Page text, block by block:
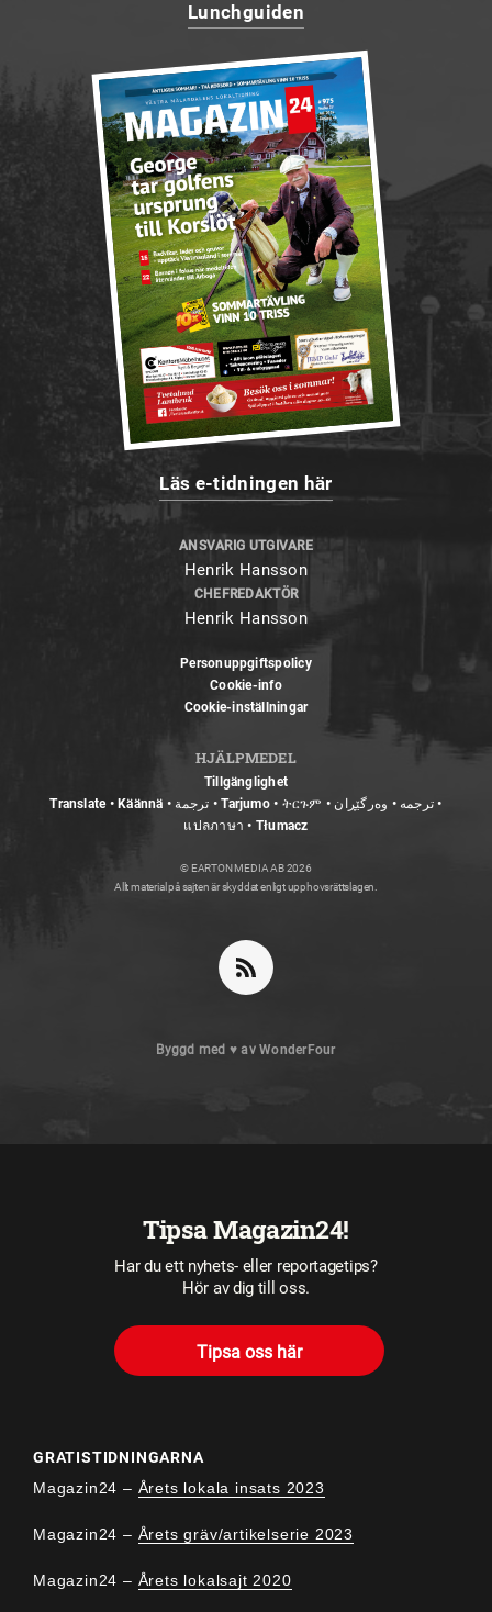
Lunchguiden
Läs e-tidningen här
ANSVARIG UTGIVARE
Henrik Hansson
CHEFREDAKTÖR
Henrik Hansson
Personuppgiftspolicy
Cookie-info
Cookie-inställningar
HJÄLPMEDEL
Tillgänglighet
Translate • Käännä • ترجمة • Tarjumo • ትርጉም • ترجمه • وەرگێڕان •
แปลภาษา • Tłumacz
© EARTON MEDIA AB 2026
Allt material på sajten är skyddat enligt upphovsrättslagen.
Byggd med ♥ avWonderFour
Tipsa Magazin24!
Har du ett nyhets- eller reportagetips?
Hör av dig till oss.
Tipsa oss här
GRATISTIDNINGARNA
Magazin24 – Årets lokala insats 2023
Magazin24 – Årets gräv/artikelserie 2023
Magazin24 – Årets lokalsajt 2020